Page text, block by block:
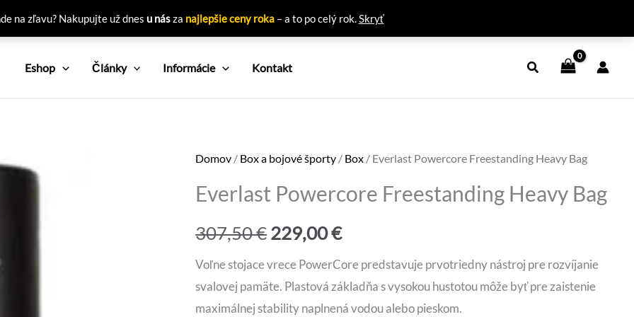
na zľavu? Nakupujte už dnes u násza najlepšie ceny roka– a to po celý rok.Skryť
Eshop Články Informácie Kontakt
Domov / Box a bojové športy / Box / Everlast Powercore Freestanding Heavy Bag
Everlast Powercore Freestanding Heavy Bag
307,50€Pôvodná
cena
bola:
229,00€Aktuálna
cena
je:
Voľne stojace vrece PowerCore predstavuje prvotriedny nástroj pre rozvíjanie
svalovej pamäte. Plastová základňa s vysokou hustotou môže byť pre zaistenie
maximálnej stability naplnená vodou alebo pieskom.